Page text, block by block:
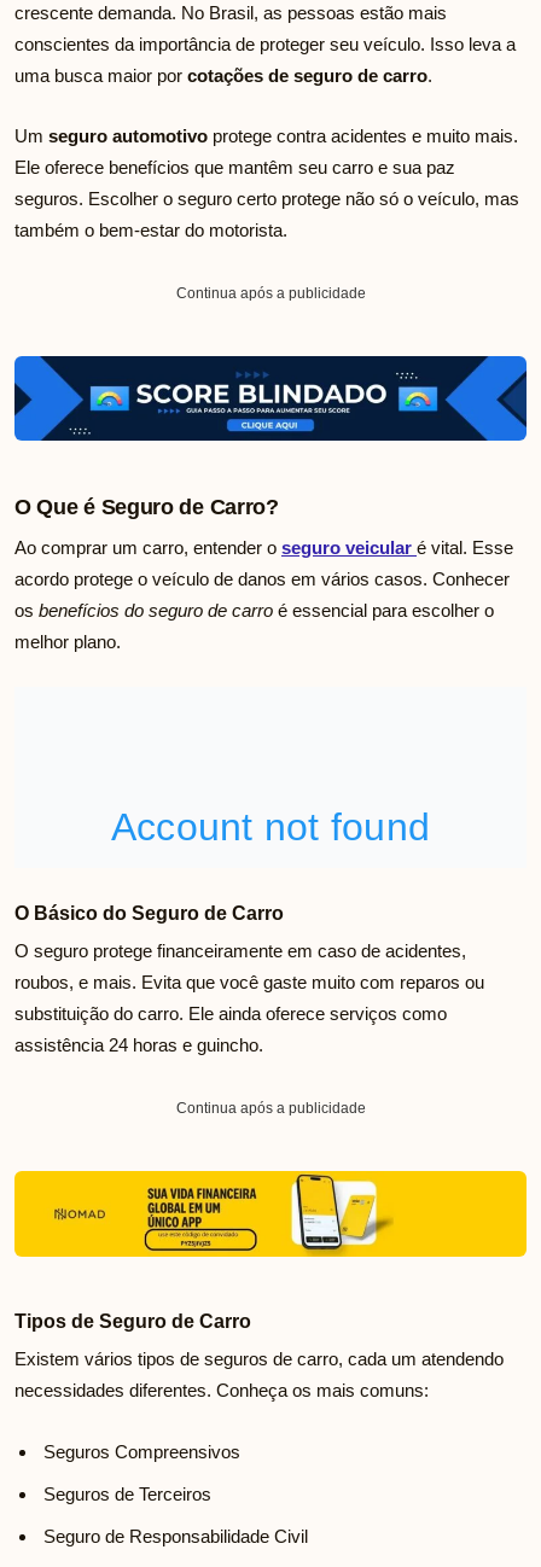
crescente demanda. No Brasil, as pessoas estão mais
conscientes da importância de proteger seu veículo. Isso leva a
uma busca maior por cotações de seguro de carro.
Um seguro automotivo protege contra acidentes e muito mais.
Ele oferece benefícios que mantêm seu carro e sua paz
seguros. Escolher o seguro certo protege não só o veículo, mas
também o bem-estar do motorista.
Continua após a publicidade
O Que é Seguro de Carro?
Ao comprar um carro, entender o seguro veicular é vital. Esse
acordo protege o veículo de danos em vários casos. Conhecer
os benefícios do seguro de carro é essencial para escolher o
melhor plano.
O Básico do Seguro de Carro
O seguro protege financeiramente em caso de acidentes,
roubos, e mais. Evita que você gaste muito com reparos ou
substituição do carro. Ele ainda oferece serviços como
assistência 24 horas e guincho.
Continua após a publicidade
Tipos de Seguro de Carro
Existem vários tipos de seguros de carro, cada um atendendo
necessidades diferentes. Conheça os mais comuns:
Seguros Compreensivos
Seguros de Terceiros
Seguro de Responsabilidade Civil